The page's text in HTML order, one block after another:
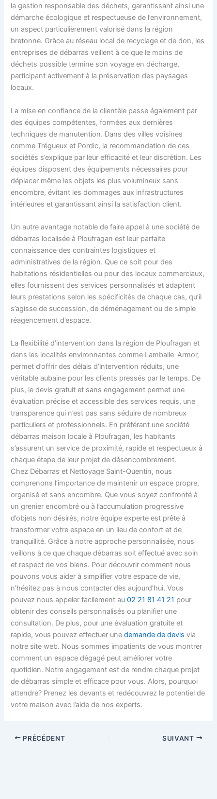
la gestion responsable des déchets, garantissant ainsi une
démarche écologique et respectueuse de l’environnement,
un aspect particulièrement valorisé dans la région
bretonne. Grâce au réseau local de recyclage et de don, les
entreprises de débarras veillent à ce que le moins de
déchets possible termine son voyage en décharge,
participant activement à la préservation des paysages
locaux.
La mise en confiance de la clientèle passe également par
des équipes compétentes, formées aux dernières
techniques de manutention. Dans des villes voisines
comme Trégueux et Pordic, la recommandation de ces
sociétés s’explique par leur efficacité et leur discrétion. Les
équipes disposent des équipements nécessaires pour
déplacer même les objets les plus volumineux sans
encombre, évitant les dommages aux infrastructures
intérieures et garantissant ainsi la satisfaction client.
Un autre avantage notable de faire appel à une société de
débarras localisée à Ploufragan est leur parfaite
connaissance des contraintes logistiques et
administratives de la région. Que ce soit pour des
habitations résidentielles ou pour des locaux commerciaux,
elles fournissent des services personnalisés et adaptent
leurs prestations selon les spécificités de chaque cas, qu’il
s’agisse de succession, de déménagement ou de simple
réagencement d’espace.
La flexibilité d’intervention dans la région de Ploufragan et
dans les localités environnantes comme Lamballe-Armor,
permet d’offrir des délais d’intervention réduits, une
véritable aubaine pour les clients pressés par le temps. De
plus, le devis gratuit et sans engagement permet une
évaluation précise et accessible des services requis, une
transparence qui n’est pas sans séduire de nombreux
particuliers et professionnels. En préférant une société
débarras maison locale à Ploufragan, les habitants
s’assurent un service de proximité, rapide et respectueux à
chaque étape de leur projet de désencombrement.
Chez Débarras et Nettoyage Saint-Quentin, nous
comprenons l’importance de maintenir un espace propre,
organisé et sans encombre. Que vous soyez confronté à
un grenier encombré ou à l’accumulation progressive
d’objets non désirés, notre équipe experte est prête à
transformer votre espace en un lieu de confort et de
tranquillité. Grâce à notre approche personnalisée, nous
veillons à ce que chaque débarras soit effectué avec soin
et respect de vos biens. Pour découvrir comment nous
pouvons vous aider à simplifier votre espace de vie,
n’hésitez pas à nous contacter dès aujourd’hui. Vous
pouvez nous appeler facilement au02 21 81 41 21 pour
obtenir des conseils personnalisés ou planifier une
consultation. De plus, pour une évaluation gratuite et
rapide, vous pouvez effectuer unedemande de devis via
notre site web. Nous sommes impatients de vous montrer
comment un espace dégagé peut améliorer votre
quotidien. Notre engagement est de rendre chaque projet
de débarras simple et efficace pour vous. Alors, pourquoi
attendre? Prenez les devants et redécouvrez le potentiel de
votre maison avec l’aide de nos experts.
PRÉCÉDENT SUIVANT